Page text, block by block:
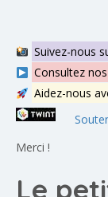
Suivez-nous
Consultez nos
Aidez-nous
Merci !
Le